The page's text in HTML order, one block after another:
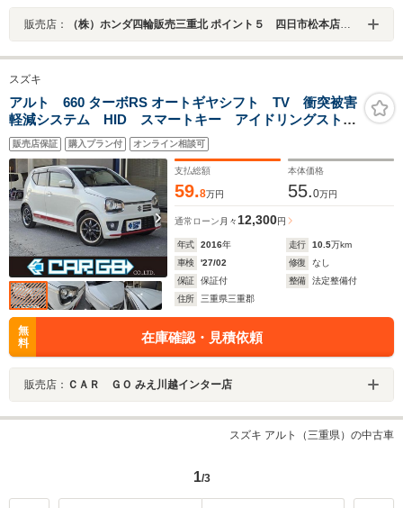
販売店： （株）ホンダ四輪販売三重北 ポイント５ 四日市松本店／ホンダカーズ三重北 四日市松本店
スズキ
アルト 660 ターボRS オートギヤシフト TV 衝突被害
軽減システム HID スマートキー アイドリングストッ
プ 電動格納ミラー シートヒーター AT 盗難防止シ
ステム ABS ESC CD Bluetooth アルミホイール
販売店保証 購入プラン付 オンライン相談可
支払総額
59.8万円
本体価格
55.0万円
通常ローン 月々12,300円
年式 2016年 走行 10.5万km
車検
'27/02 修復
なし
保証
保証付 整備
法定整備付
住所
三重県三重郡
無
料
在庫確認・見積依頼
販売店： ＣＡＲ ＧＯ みえ川越インター店
スズキ アルト（三重県）の中古車
1/3